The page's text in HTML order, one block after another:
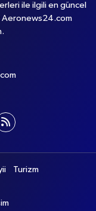
ile ilgili en güncel
Aeronews24.com
Turizm